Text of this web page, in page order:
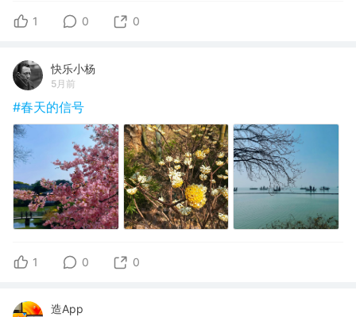
1 0 0
快乐小杨
5月前
#春天的信号
1 0 0
造App